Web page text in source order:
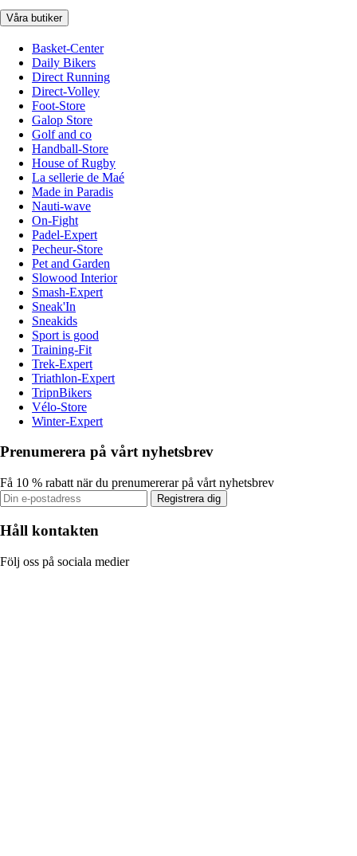
Våra butiker
Basket-Center
Daily Bikers
Direct Running
Direct-Volley
Foot-Store
Galop Store
Golf and co
Handball-Store
House of Rugby
La sellerie de Maé
Made in Paradis
Nauti-wave
On-Fight
Padel-Expert
Pecheur-Store
Pet and Garden
Slowood Interior
Smash-Expert
Sneak'In
Sneakids
Sport is good
Training-Fit
Trek-Expert
Triathlon-Expert
TripnBikers
Vélo-Store
Winter-Expert
Prenumerera på vårt nyhetsbrev
Få 10 % rabatt när du prenumererar på vårt nyhetsbrev
Registrera dig
Håll kontakten
Följ oss på sociala medier